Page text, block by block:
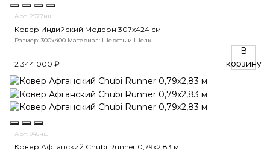
Арт. 2977нш
Ковер Индийский Модерн 307x424 см
Размер: 300x400 Материал: Шерсть и Шелк
2 344 000 ₽
В
корзину
Арт. 946нш
Ковер Афганский Chubi Runner 0,79x2,83 м